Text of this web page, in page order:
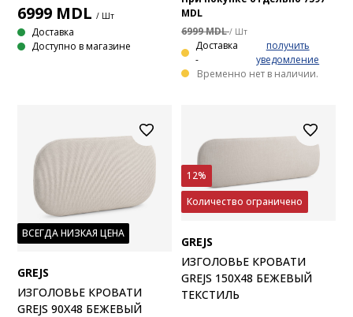
6999 MDL / Шт
Доставка
Доступно в магазине
MDL
6999 MDL/ Шт
Доставка
-
получить
уведомление
Временно нет в наличии.
ВСЕГДА НИЗКАЯ ЦЕНА
GREJS
ИЗГОЛОВЬЕ КРОВАТИ
GREJS 90X48 БЕЖЕВЫЙ
12%
Количество ограничено
GREJS
ИЗГОЛОВЬЕ КРОВАТИ
GREJS 150X48 БЕЖЕВЫЙ
ТЕКСТИЛЬ